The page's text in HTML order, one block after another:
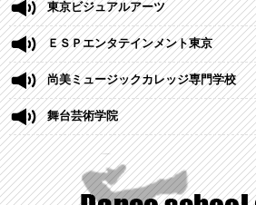
東京ビジュアルアーツ
ＥＳＰエンタテインメント東京
尚美ミュージックカレッジ専門学校
舞台芸術学院